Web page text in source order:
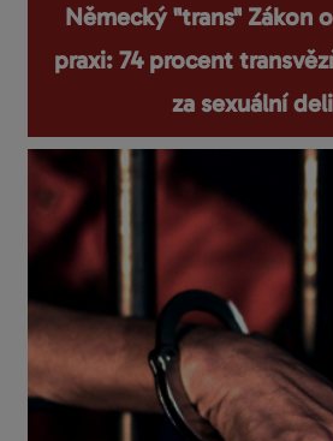
Německý "trans" Zákon
praxi: 74 procent
za sexuální